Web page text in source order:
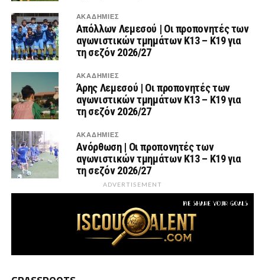
ΑΚΑΔΗΜΙΕΣ
Απόλλων Λεμεσού | Οι προπονητές των
αγωνιστικών τμημάτων Κ13 – Κ19 για
τη σεζόν 2026/27
ΑΚΑΔΗΜΙΕΣ
Άρης Λεμεσού | Οι προπονητές των
αγωνιστικών τμημάτων Κ13 – Κ19 για
τη σεζόν 2026/27
ΑΚΑΔΗΜΙΕΣ
Ανόρθωση | Οι προπονητές των
αγωνιστικών τμημάτων Κ13 – Κ19 για
τη σεζόν 2026/27
ADVERTISEMENT